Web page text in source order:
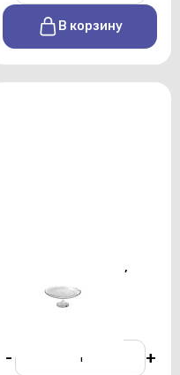
В корзину
диаметром 280 мм,
От 70 р./сутки
- +